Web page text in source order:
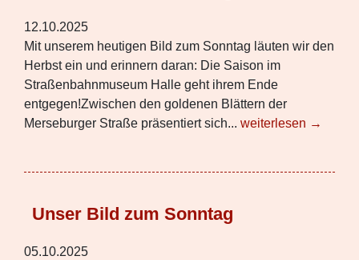
12.10.2025
Mit unserem heutigen Bild zum Sonntag läuten wir den
Herbst ein und erinnern daran: Die Saison im
Straßenbahnmuseum Halle geht ihrem Ende
entgegen!Zwischen den goldenen Blättern der
Merseburger Straße präsentiert sich... weiterlesen →
Unser Bild zum Sonntag
05.10.2025